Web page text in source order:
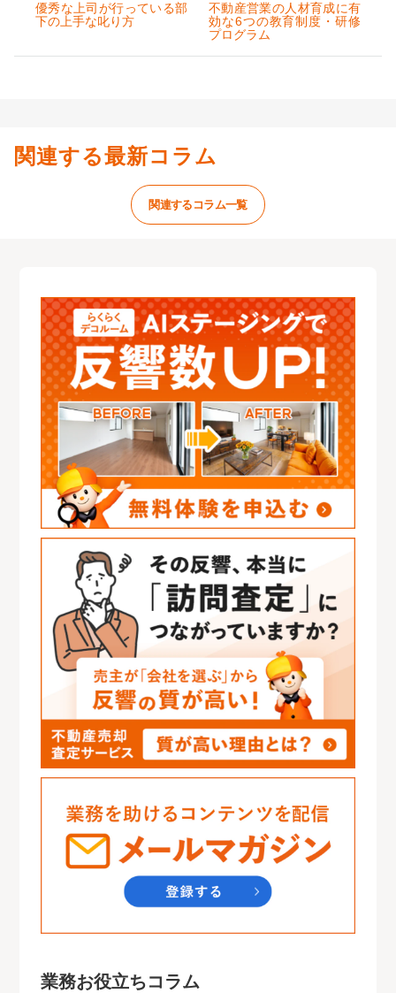
優秀な上司が行っている部
下の上手な叱り方
不動産営業の人材育成に有
効な6つの教育制度・研修
プログラム
関連する最新コラム
関連するコラム一覧
業務お役立ちコラム